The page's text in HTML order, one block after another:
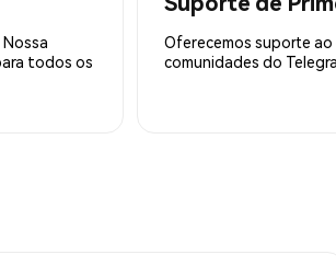
todos os
Oferecemos suporte ao
comunidades do